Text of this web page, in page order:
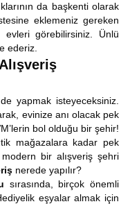
da başkenti olarak
eklemeniz gereken
görebilirsiniz. Ünlü
ederiz.
yapmak isteyeceksiniz.
evinize anı olacak pek
bol olduğu bir şehir!
mağazalara kadar pek
bir alışveriş şehri
nerede yapılır?
sırasında, birçok önemli
eşyalar almak için